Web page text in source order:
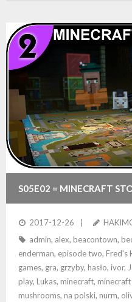
S05E02 = MINECRAFT
POKONANIA ADMINA
2017-12-26
admin, alex, beacontown,
enderman, episode two, Fred's
games, gra, grzyby, hasło, ivor,
play, Lukas, minecraft,
mushrooms, na polski, nurm,